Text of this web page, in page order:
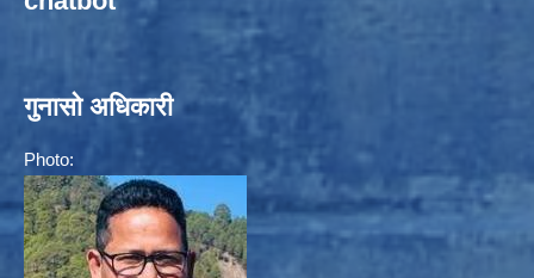
गुनासो अधिकारी
Photo: